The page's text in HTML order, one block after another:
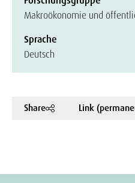
Makroökonomie und
Sprache
Deutsch
Share Link